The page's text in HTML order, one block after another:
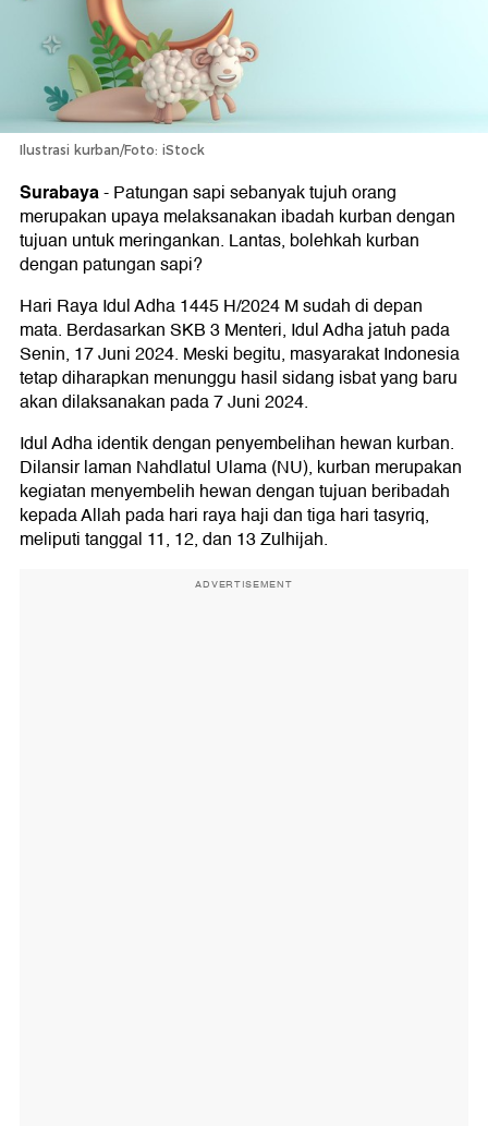
Ilustrasi kurban/Foto: iStock
Surabaya-Patungan sapi sebanyak tujuh orang
merupakan upaya melaksanakan ibadah kurban dengan
tujuan untuk meringankan. Lantas, bolehkah kurban
dengan patungan sapi?
Hari Raya Idul Adha 1445 H/2024 M sudah di depan
mata. Berdasarkan SKB 3 Menteri, Idul Adha jatuh pada
Senin, 17 Juni 2024. Meski begitu, masyarakat Indonesia
tetap diharapkan menunggu hasil sidang isbat yang baru
akan dilaksanakan pada 7 Juni 2024.
Idul Adha identik dengan penyembelihan hewan kurban.
Dilansir laman Nahdlatul Ulama (NU), kurban merupakan
kegiatan menyembelih hewan dengan tujuan beribadah
kepada Allah pada hari raya haji dan tiga hari tasyriq,
meliputi tanggal 11, 12, dan 13 Zulhijah.
ADVERTISEMENT